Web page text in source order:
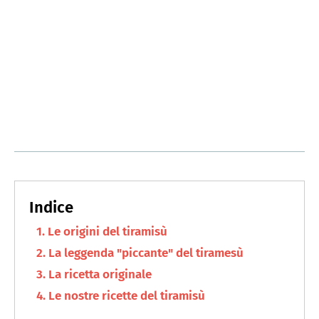
Le origini del tiramisù
La leggenda "piccante" del tiramesù
La ricetta originale
Le nostre ricette del tiramisù